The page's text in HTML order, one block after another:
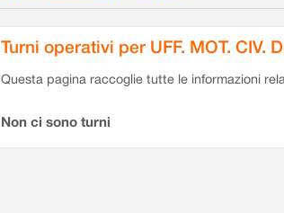
Turni operativi per UFF. MOT. CIV.
Questa pagina raccoglie tutte le informazioni
Non ci sono turni